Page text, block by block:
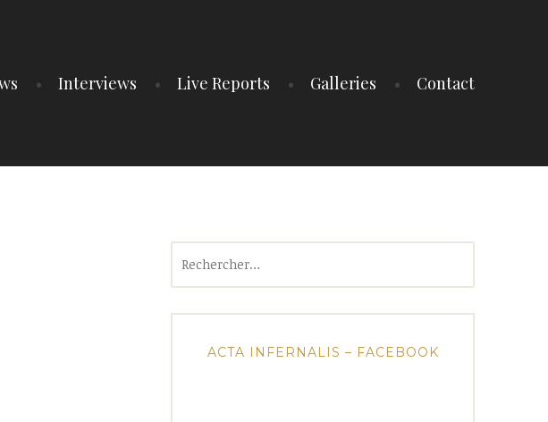
Interviews Live Reports Galleries Contact
ACTA INFERNALIS – FACEBOOK